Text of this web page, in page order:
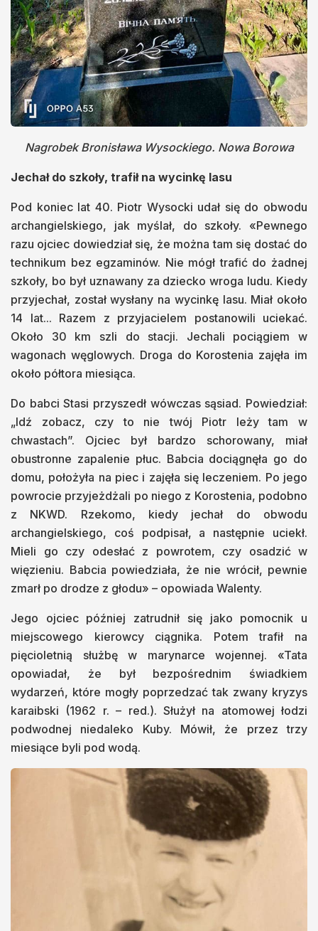
Nagrobek Bronisława Wysockiego. Nowa Borowa
Jechał do szkoły, trafił na wycinkę lasu
Pod koniec lat 40. Piotr Wysocki udał się do obwodu
archangielskiego, jak myślał, do szkoły. «Pewnego
razu ojciec dowiedział się, że można tam się dostać do
technikum bez egzaminów. Nie mógł trafić do żadnej
szkoły, bo był uznawany za dziecko wroga ludu. Kiedy
przyjechał, został wysłany na wycinkę lasu. Miał około
14 lat... Razem z przyjacielem postanowili uciekać.
Około 30 km szli do stacji. Jechali pociągiem w
wagonach węglowych. Droga do Korostenia zajęła im
około półtora miesiąca.
Do babci Stasi przyszedł wówczas sąsiad. Powiedział:
„Idź zobacz, czy to nie twój Piotr leży tam w
chwastach”. Ojciec był bardzo schorowany, miał
obustronne zapalenie płuc. Babcia dociągnęła go do
domu, położyła na piec i zajęła się leczeniem. Po jego
powrocie przyjeżdżali po niego z Korostenia, podobno
z NKWD. Rzekomo, kiedy jechał do obwodu
archangielskiego, coś podpisał, a następnie uciekł.
Mieli go czy odesłać z powrotem, czy osadzić w
więzieniu. Babcia powiedziała, że nie wrócił, pewnie
zmarł po drodze z głodu» – opowiada Walenty.
Jego ojciec później zatrudnił się jako pomocnik u
miejscowego kierowcy ciągnika. Potem trafił na
pięcioletnią służbę w marynarce wojennej. «Tata
opowiadał, że był bezpośrednim świadkiem
wydarzeń, które mogły poprzedzać tak zwany kryzys
karaibski (1962 r. – red.). Służył na atomowej łodzi
podwodnej niedaleko Kuby. Mówił, że przez trzy
miesiące byli pod wodą.